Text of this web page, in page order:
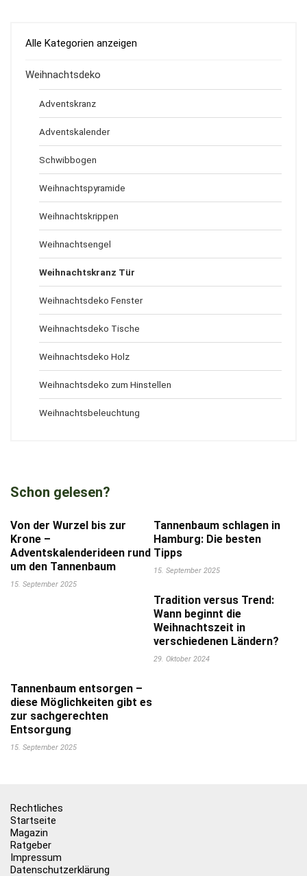
Alle Kategorien anzeigen
Weihnachtsdeko
Adventskranz
Adventskalender
Schwibbogen
Weihnachtspyramide
Weihnachtskrippen
Weihnachtsengel
Weihnachtskranz Tür
Weihnachtsdeko Fenster
Weihnachtsdeko Tische
Weihnachtsdeko Holz
Weihnachtsdeko zum Hinstellen
Weihnachtsbeleuchtung
Schon gelesen?
Von der Wurzel bis zur
Krone –
Adventskalenderideen rund
um den Tannenbaum
15. September 2025
Tannenbaum schlagen in
Hamburg: Die besten
Tipps
15. September 2025
Tradition versus Trend:
Wann beginnt die
Weihnachtszeit in
verschiedenen Ländern?
29. Oktober 2024
Tannenbaum entsorgen –
diese Möglichkeiten gibt es
zur sachgerechten
Entsorgung
15. September 2025
Rechtliches
Startseite
Magazin
Ratgeber
Impressum
Datenschutzerklärung